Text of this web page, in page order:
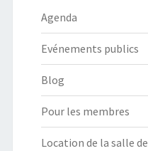
Agenda
Evénements publics
Blog
Pour les membres
Location de la salle de